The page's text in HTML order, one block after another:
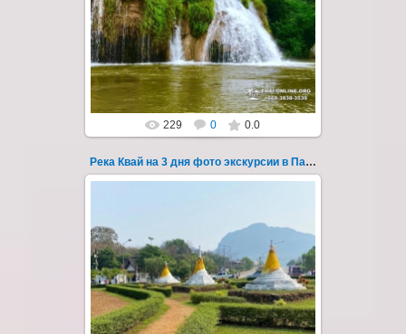
Тур на три дня из Паттайи на реку Квай,
водопады Эраван, Сайок Ной и Сайок Яй,
затопленный город Сангклабури, деревня...
Thai-Online
229 0 0.0
Река Квай на 3 дня фото экскурсии в Паттайе 46
22.03.2023
Тур на три дня из Паттайи на реку Квай,
водопады Эраван, Сайок Ной и Сайок Яй,
затопленный город Сангклабури, деревня...
Thai-Online